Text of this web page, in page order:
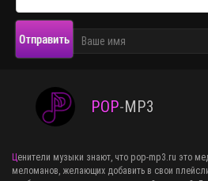
Отправить
POP-MP3
Ценители музыки знают, что pop-mp3.ru это медиаплатформа для
меломанов, желающих добавить в свои